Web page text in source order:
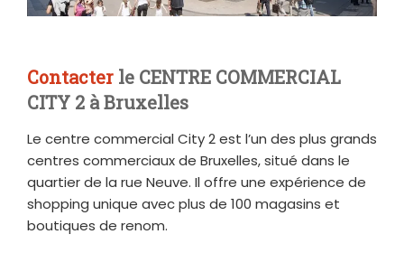
Contacter le CENTRE COMMERCIAL
CITY 2 à Bruxelles
Le centre commercial City 2 est l’un des plus grands
centres commerciaux de Bruxelles, situé dans le
quartier de la rue Neuve. Il offre une expérience de
shopping unique avec plus de 100 magasins et
boutiques de renom.